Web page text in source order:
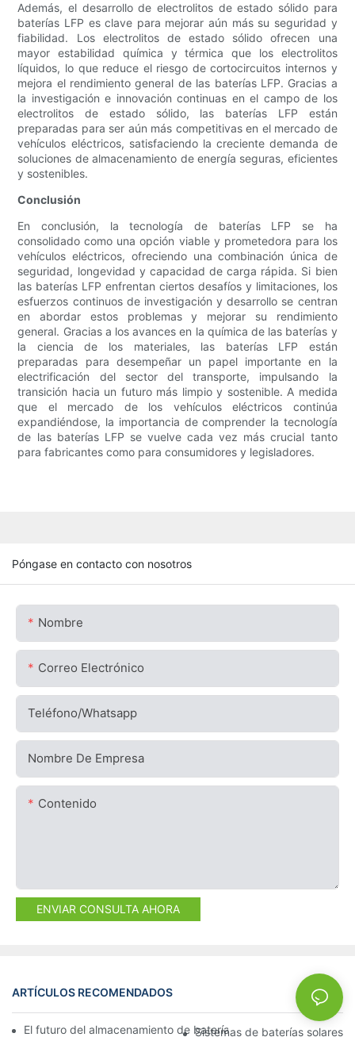
Además, el desarrollo de electrolitos de estado sólido para
baterías LFP es clave para mejorar aún más su seguridad y
fiabilidad. Los electrolitos de estado sólido ofrecen una
mayor estabilidad química y térmica que los electrolitos
líquidos, lo que reduce el riesgo de cortocircuitos internos y
mejora el rendimiento general de las baterías LFP. Gracias a
la investigación e innovación continuas en el campo de los
electrolitos de estado sólido, las baterías LFP están
preparadas para ser aún más competitivas en el mercado de
vehículos eléctricos, satisfaciendo la creciente demanda de
soluciones de almacenamiento de energía seguras, eficientes
y sostenibles.
Conclusión
En conclusión, la tecnología de baterías LFP se ha
consolidado como una opción viable y prometedora para los
vehículos eléctricos, ofreciendo una combinación única de
seguridad, longevidad y capacidad de carga rápida. Si bien
las baterías LFP enfrentan ciertos desafíos y limitaciones, los
esfuerzos continuos de investigación y desarrollo se centran
en abordar estos problemas y mejorar su rendimiento
general. Gracias a los avances en la química de las baterías y
la ciencia de los materiales, las baterías LFP están
preparadas para desempeñar un papel importante en la
electrificación del sector del transporte, impulsando la
transición hacia un futuro más limpio y sostenible. A medida
que el mercado de los vehículos eléctricos continúa
expandiéndose, la importancia de comprender la tecnología
de las baterías LFP se vuelve cada vez más crucial tanto
para fabricantes como para consumidores y legisladores.
Póngase en contacto con nosotros
Nombre
Correo Electrónico
Teléfono/whatsapp
Nombre De Empresa
Contenido
ENVIAR CONSULTA AHORA
ARTÍCULOS RECOMENDADOS NEWS
El futuro del almacenamiento de baterías comerciales:
Sistemas de baterías solares